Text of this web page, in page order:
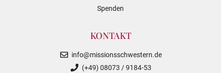
Spenden
KONTAKT
info@missionsschwestern.de
(+49) 08073 / 9184-53